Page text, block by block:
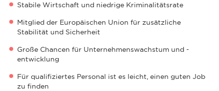
Stabile Wirtschaft und niedrige Kriminalitätsrate
Mitglied der Europäischen Union für zusätzliche
Stabilität und Sicherheit
Große Chancen für Unternehmenswachstum und -
entwicklung
Für qualifiziertes Personal ist es leicht, einen guten Job
zu finden